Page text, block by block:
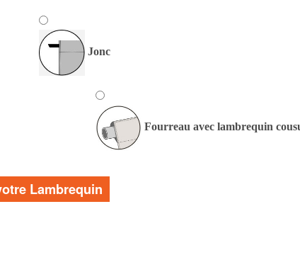
Jonc
Fourreau avec lambrequin
Lambrequin